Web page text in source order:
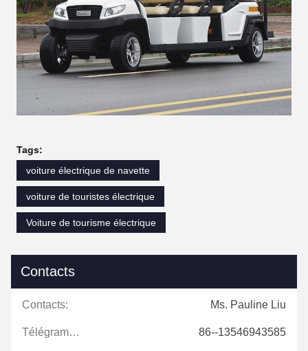
Tags:
voiture électrique de navette
voiture de touristes électrique
Voiture de tourisme électrique
Contacts
Contacts: Ms. Pauline Liu
Télégramme: 86--13546943585